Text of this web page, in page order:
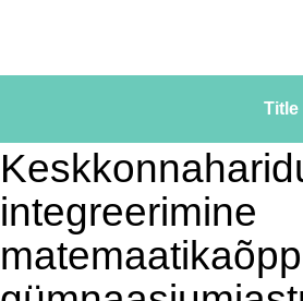
Title
integreerimine